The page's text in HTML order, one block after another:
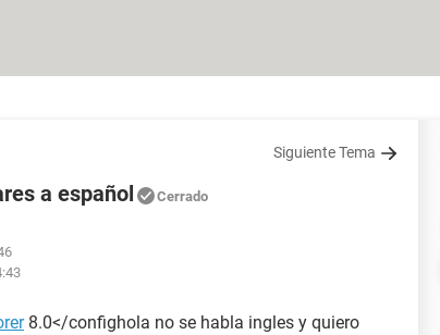
Siguiente Tema
a español Cerrado
8.0</confighola no se habla ingles y quiero